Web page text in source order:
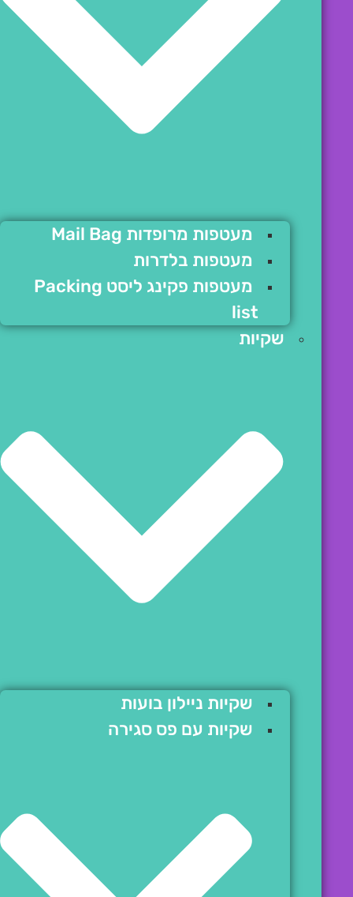
מעטפות מרופדות Mail Bag
מעטפות בלדרות
מעטפות פקינג ליסט Packing
list
שקיות
שקיות ניילון בועות
שקיות עם פס סגירה